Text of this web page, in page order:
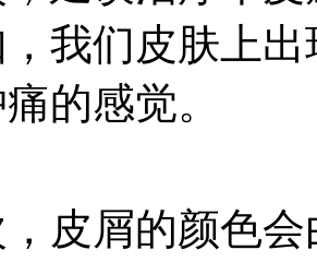
我们皮肤上
的感觉。
屑的颜色会